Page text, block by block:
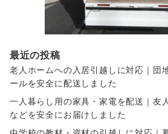
最近の投稿
老人ホームへの入居引越しに対応｜団
ールを安全に配送しました
一人暮らし用の家具・家電を配送｜友
などを安全にお届けしました